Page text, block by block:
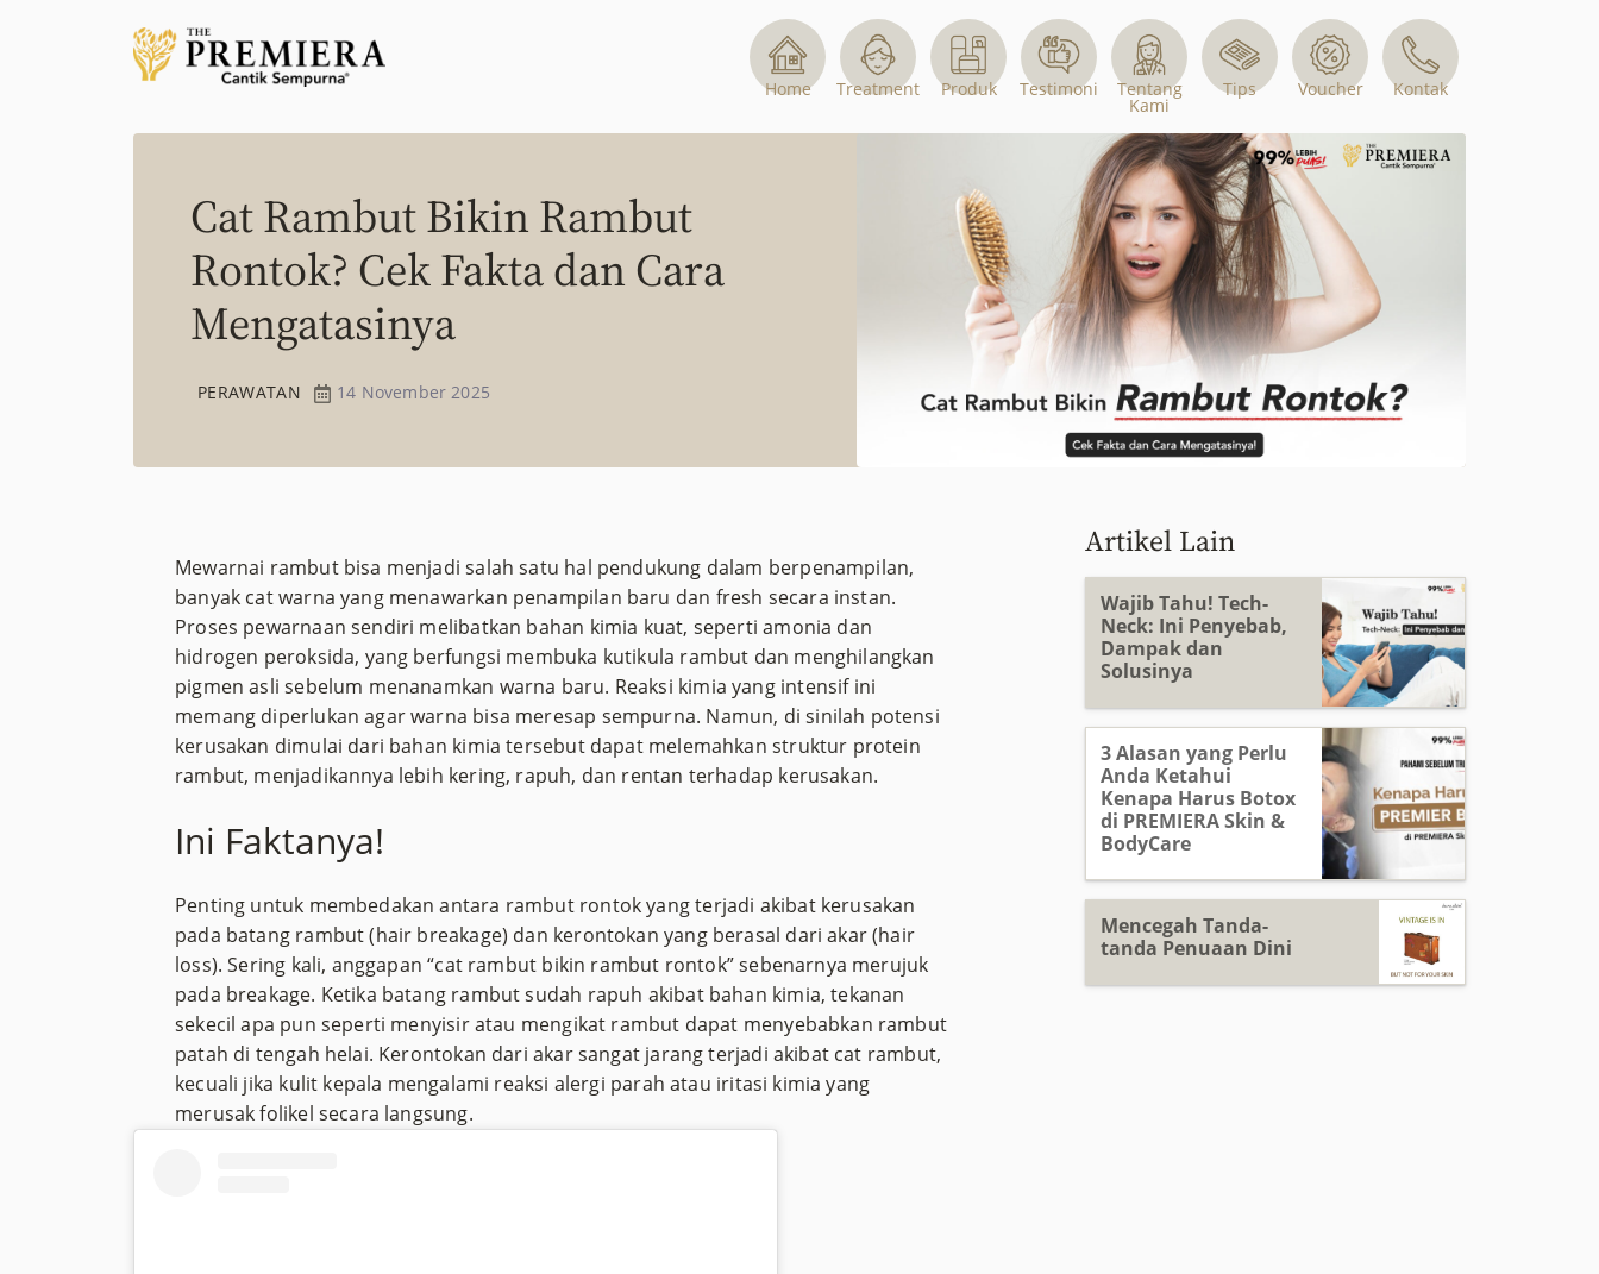
Home Treatment Produk Testimoni Tentang
Kami
Tips Voucher Kontak
Cat Rambut Bikin Rambut
Rontok? Cek Fakta dan Cara
Mengatasinya
PERAWATAN 14 November 2025
Mewarnai rambut bisa menjadi salah satu hal pendukung dalam berpenampilan,
banyak cat warna yang menawarkan penampilan baru dan fresh secara instan.
Proses pewarnaan sendiri melibatkan bahan kimia kuat, seperti amonia dan
hidrogen peroksida, yang berfungsi membuka kutikula rambut dan menghilangkan
pigmen asli sebelum menanamkan warna baru. Reaksi kimia yang intensif ini
memang diperlukan agar warna bisa meresap sempurna. Namun, di sinilah potensi
kerusakan dimulai dari bahan kimia tersebut dapat melemahkan struktur protein
rambut, menjadikannya lebih kering, rapuh, dan rentan terhadap kerusakan.
Ini Faktanya!
Penting untuk membedakan antara rambut rontok yang terjadi akibat kerusakan
pada batang rambut (hair breakage) dan kerontokan yang berasal dari akar (hair
loss). Sering kali, anggapan “cat rambut bikin rambut rontok” sebenarnya merujuk
pada breakage. Ketika batang rambut sudah rapuh akibat bahan kimia, tekanan
sekecil apa pun seperti menyisir atau mengikat rambut dapat menyebabkan rambut
patah di tengah helai. Kerontokan dari akar sangat jarang terjadi akibat cat rambut,
kecuali jika kulit kepala mengalami reaksi alergi parah atau iritasi kimia yang
merusak folikel secara langsung.
Artikel Lain
Wajib Tahu! Tech-
Neck: Ini Penyebab,
Dampak dan
Solusinya
3 Alasan yang Perlu
Anda Ketahui
Kenapa Harus Botox
di PREMIERA Skin &
BodyCare
Mencegah Tanda-
tanda Penuaan Dini